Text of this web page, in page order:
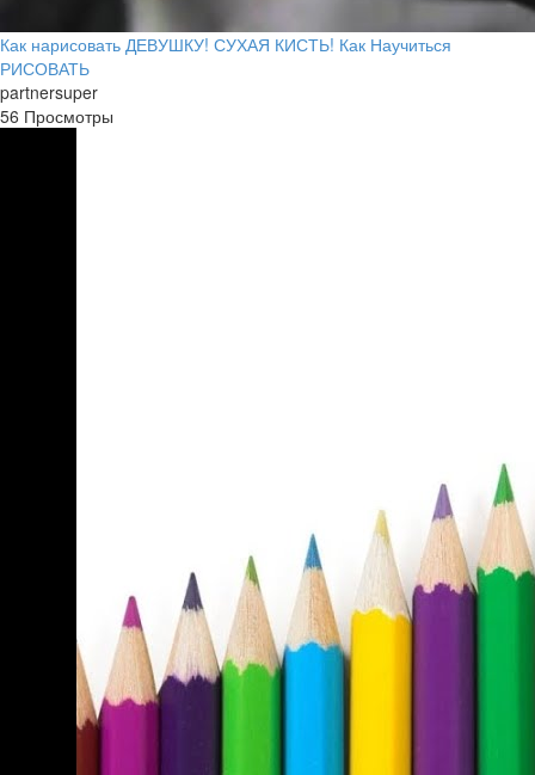
Как нарисовать ДЕВУШКУ! СУХАЯ КИСТЬ! Как Научиться
РИСОВАТЬ
partnersuper
56 Просмотры